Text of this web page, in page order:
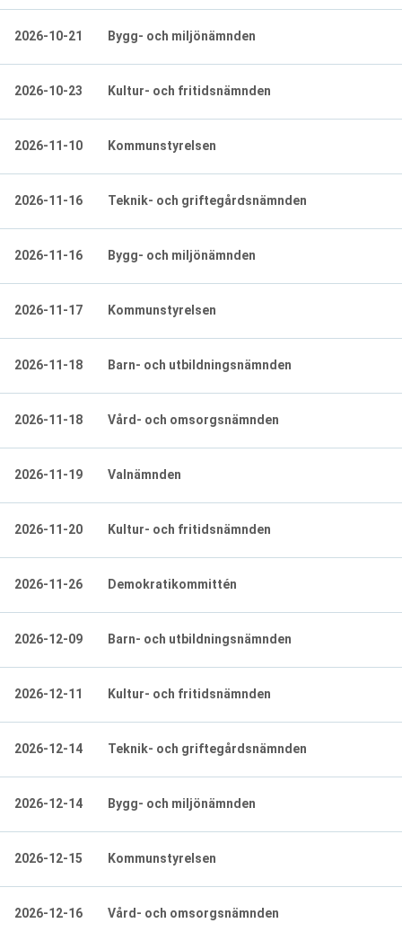
2026-10-21 Bygg- och miljönämnden
2026-10-23 Kultur- och fritidsnämnden
2026-11-10 Kommunstyrelsen
2026-11-16 Teknik- och griftegårdsnämnden
2026-11-16 Bygg- och miljönämnden
2026-11-17 Kommunstyrelsen
2026-11-18 Barn- och utbildningsnämnden
2026-11-18 Vård- och omsorgsnämnden
2026-11-19 Valnämnden
2026-11-20 Kultur- och fritidsnämnden
2026-11-26 Demokratikommittén
2026-12-09 Barn- och utbildningsnämnden
2026-12-11 Kultur- och fritidsnämnden
2026-12-14 Teknik- och griftegårdsnämnden
2026-12-14 Bygg- och miljönämnden
2026-12-15 Kommunstyrelsen
2026-12-16 Vård- och omsorgsnämnden